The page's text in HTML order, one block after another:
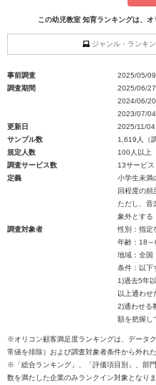
この幼児教室 知育ランキングは、オ
ジャンル・ランキ
事前調査
2025/05/
調査期間
2025/06/
2024/06/
2023/07/
更新日
2025/11/04
サンプル数
1,619人（
規定人数
100人以上
調査サービス数
13サービス
定義
小学生未満
回程度の頻
ただし、音
象外とする
調査対象者
性別：指定
年齢：18～
地域：全国
条件：以下
1)過去5年
以上通わせ
2)通わせる
額を把握し
※オリコン顧客満足度ランキングは、データ
常値を排除）および調査対象者条件から外れ
※「総合ランキング」、「評価項目別」、部
数を満たした企業のみランクイン対象となり